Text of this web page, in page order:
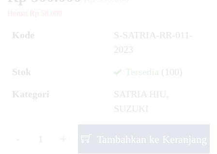
Hemat Rp 50.000
Kode
S-SATRIA-RR-011-
2023
Stok Tersedia (100)
Kategori SATRIA HIU,
SUZUKI
Tambahkan ke Keranjang